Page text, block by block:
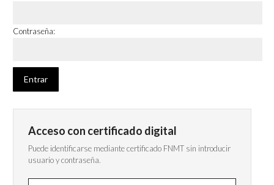
Contraseña:
Acceso con certificado digital
Puede identificarse mediante certificado FNMT sin introducir
usuario y contraseña.